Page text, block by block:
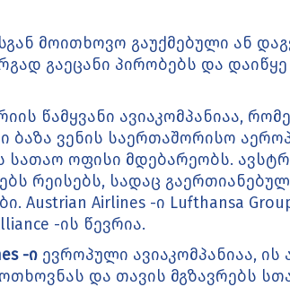
მოითხოვო გაუქმებული ან
გაეცანი პირობებს და
წამყვანი ავიაკომპანიაა,
ბაზა ვენის საერთაშორისო
სათაო ოფისი მდებარეობს.
რეისებს, სადაც
Austrian Airlines -ი Lufthansa
-ის წევრია.
-იევროპული ავიაკომპანიაა,
და თავის მგზავრებს